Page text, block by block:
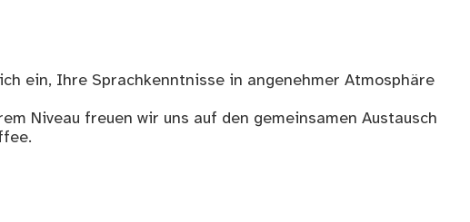
ein, Ihre Sprachkenntnisse in angenehmer Atmosphäre
Niveau freuen wir uns auf den gemeinsamen Austausch